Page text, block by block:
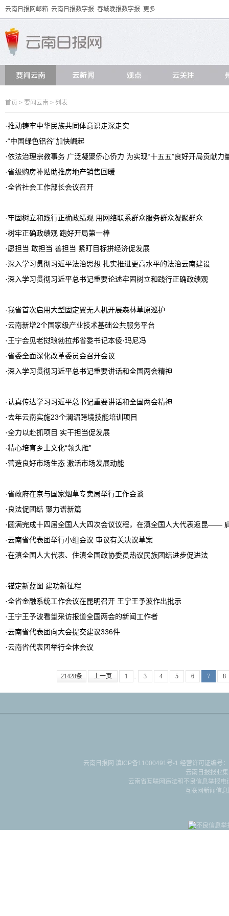
云南日报网邮箱 云南日报数字报 春城晚报数字报 更多
首页 > 要闻云南 > 列表
·推动铸牢中华民族共同体意识走深走实
·“中国绿色铝谷”加快崛起
·依法治理宗教事务 广泛凝聚侨心侨力 为实现“十五五”良好开局贡献力
·省级购房补贴助推房地产销售回暖
·全省社会工作部长会议召开
·牢固树立和践行正确政绩观 用网络联系群众服务群众凝聚群众
·树牢正确政绩观 跑好开局第一棒
·愿担当 敢担当 善担当 紧盯目标拼经济促发展
·深入学习贯彻习近平法治思想 扎实推进更高水平的法治云南建设
·深入学习贯彻习近平总书记重要论述牢固树立和践行正确政绩观
·我省首次启用大型固定翼无人机开展森林草原巡护
·云南新增2个国家级产业技术基础公共服务平台
·王宁会见老挝琅勃拉邦省委书记本倰·玛尼冯
·省委全面深化改革委员会召开会议
·深入学习贯彻习近平总书记重要讲话和全国两会精神
·认真传达学习习近平总书记重要讲话和全国两会精神
·去年云南实施23个澜湄跨境技能培训项目
·全力以赴抓项目 实干担当促发展
·精心培育乡土文化“领头雁”
·营造良好市场生态 激活市场发展动能
·省政府在京与国家烟草专卖局举行工作会谈
· 良法促团结 聚力谱新篇
· 圆满完成十四届全国人大四次会议议程，在滇全国人大代表返昆——
·云南省代表团举行小组会议 审议有关决议草案
·在滇全国人大代表、住滇全国政协委员热议民族团结进步促进法
·锚定新蓝图 建功新征程
·全省金融系统工作会议在昆明召开 王宁王予波作出批示
·王宁王予波看望采访报道全国两会的新闻工作者
·云南省代表团向大会提交建议336件
·云南省代表团举行全体会议
21428条 上一页 1 .. 3 4 5 6 7 8
云南日报网 滇ICP备11000491号-1 经营许可证编号
云南日报报业
云南省互联网违法和不良信息举报
互联网新闻信